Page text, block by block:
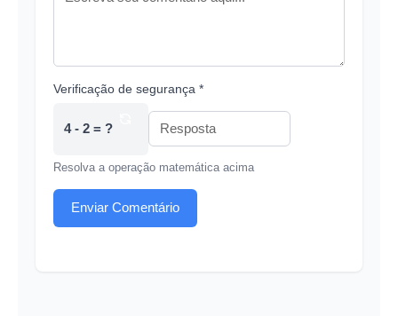
Verificação de segurança *
4 - 2 = ?
Resolva a operação matemática acima
Enviar Comentário